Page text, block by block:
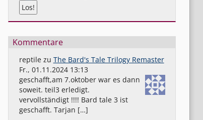
Kommentare
reptilezu The Bard's Tale Trilogy Remaster
Fr., 01.11.2024 13:13
geschafft,am 7.oktober war es dann
soweit. teil3 erledigt.
vervollständigt !!!! Bard tale 3 ist
geschafft. Tarjan […]